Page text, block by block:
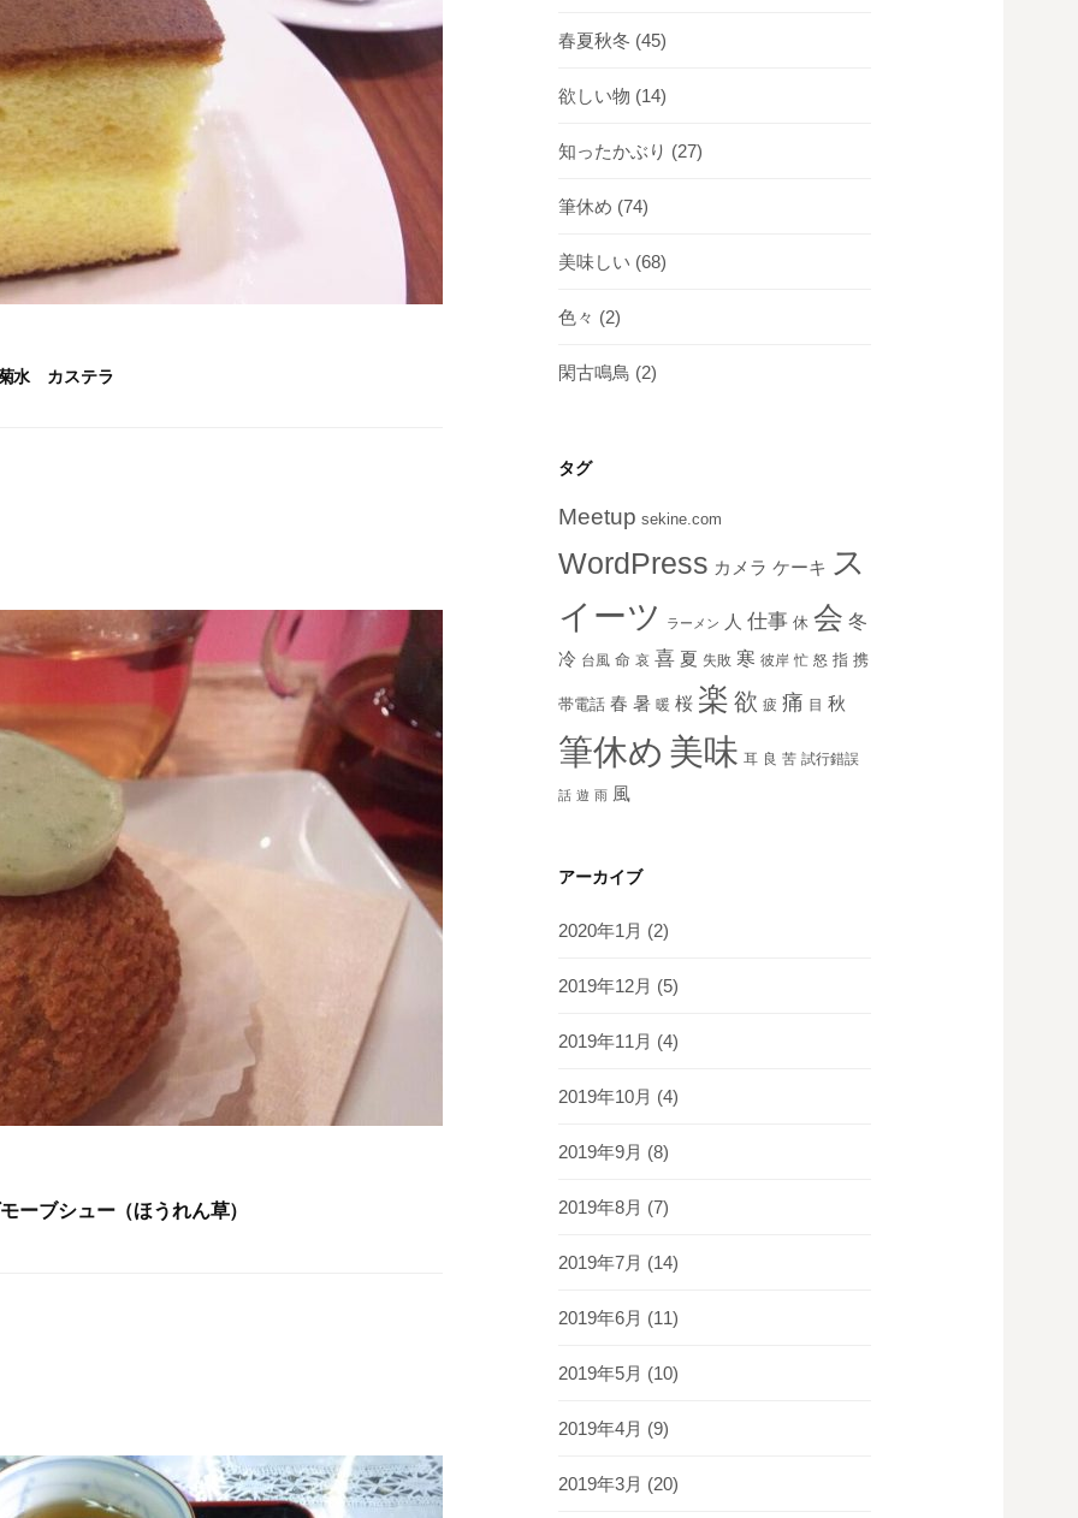
水 カステラ
ブシュー（ほうれん草）
春夏秋冬 (45)
欲しい物 (14)
知ったかぶり (27)
筆休め (74)
美味しい (68)
色々 (2)
閑古鳴鳥 (2)
タグ
Meetup sekine.com
WordPress カメラ ケーキ ス
イーツ
ラーメン 人 仕事 休 会 冬
冷 台風 命 哀 喜 夏 失敗 寒 彼岸 忙 怒 指 携
帯電話 春 暑 暖 桜 楽 欲 疲 痛 目 秋
筆休め 美味 耳 良 苦 試行錯誤
話 遊 雨 風
アーカイブ
2020年1月 (2)
2019年12月 (5)
2019年11月 (4)
2019年10月 (4)
2019年9月 (8)
2019年8月 (7)
2019年7月 (14)
2019年6月 (11)
2019年5月 (10)
2019年4月 (9)
2019年3月 (20)